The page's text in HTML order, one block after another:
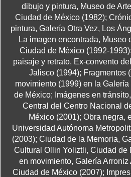
dibujo y pintura, Museo de
Ciudad de México (1982);
pintura, Galería Otra Vez, Los
La imagen encontrada, Museo
Ciudad de México (1992-
paisaje y retrato, Ex-convento
Jalisco (1994); Fragmentos
movimiento (1999) en la
de México; Imágenes en
Central del Centro Nacional
México (2001); Obra negra,
Universidad Autónoma
(2003); Ciudad de la Memoria,
Cultural Ollin Yoliztli, Ciudad de
en movimiento, Galería Arroniz
Ciudad de México (2007);